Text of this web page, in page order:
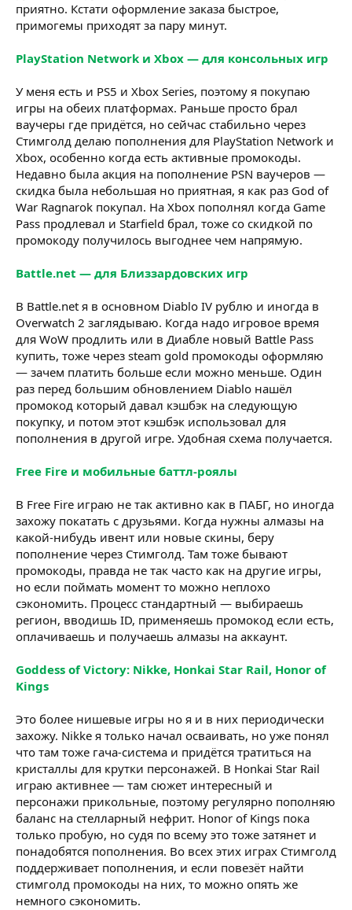
приятно. Кстати оформление заказа быстрое,
примогемы приходят за пару минут.
PlayStation Network и Xbox — для консольных игр
У меня есть и PS5 и Xbox Series, поэтому я покупаю
игры на обеих платформах. Раньше просто брал
ваучеры где придётся, но сейчас стабильно через
Стимголд делаю пополнения для PlayStation Network и
Xbox, особенно когда есть активные промокоды.
Недавно была акция на пополнение PSN ваучеров —
скидка была небольшая но приятная, я как раз God of
War Ragnarok покупал. На Xbox пополнял когда Game
Pass продлевал и Starfield брал, тоже со скидкой по
промокоду получилось выгоднее чем напрямую.
Battle.net — для Близзардовских игр
В Battle.net я в основном Diablo IV рублю и иногда в
Overwatch 2 заглядываю. Когда надо игровое время
для WoW продлить или в Диабле новый Battle Pass
купить, тоже через steam gold промокоды оформляю
— зачем платить больше если можно меньше. Один
раз перед большим обновлением Diablo нашёл
промокод который давал кэшбэк на следующую
покупку, и потом этот кэшбэк использовал для
пополнения в другой игре. Удобная схема получается.
Free Fire и мобильные баттл-роялы
В Free Fire играю не так активно как в ПАБГ, но иногда
захожу покатать с друзьями. Когда нужны алмазы на
какой-нибудь ивент или новые скины, беру
пополнение через Стимголд. Там тоже бывают
промокоды, правда не так часто как на другие игры,
но если поймать момент то можно неплохо
сэкономить. Процесс стандартный — выбираешь
регион, вводишь ID, применяешь промокод если есть,
оплачиваешь и получаешь алмазы на аккаунт.
Goddess of Victory: Nikke, Honkai Star Rail, Honor of
Kings
Это более нишевые игры но я и в них периодически
захожу. Nikke я только начал осваивать, но уже понял
что там тоже гача-система и придётся тратиться на
кристаллы для крутки персонажей. В Honkai Star Rail
играю активнее — там сюжет интересный и
персонажи прикольные, поэтому регулярно пополняю
баланс на стелларный нефрит. Honor of Kings пока
только пробую, но судя по всему это тоже затянет и
понадобятся пополнения. Во всех этих играх Стимголд
поддерживает пополнения, и если повезёт найти
стимголд промокоды на них, то можно опять же
немного сэкономить.